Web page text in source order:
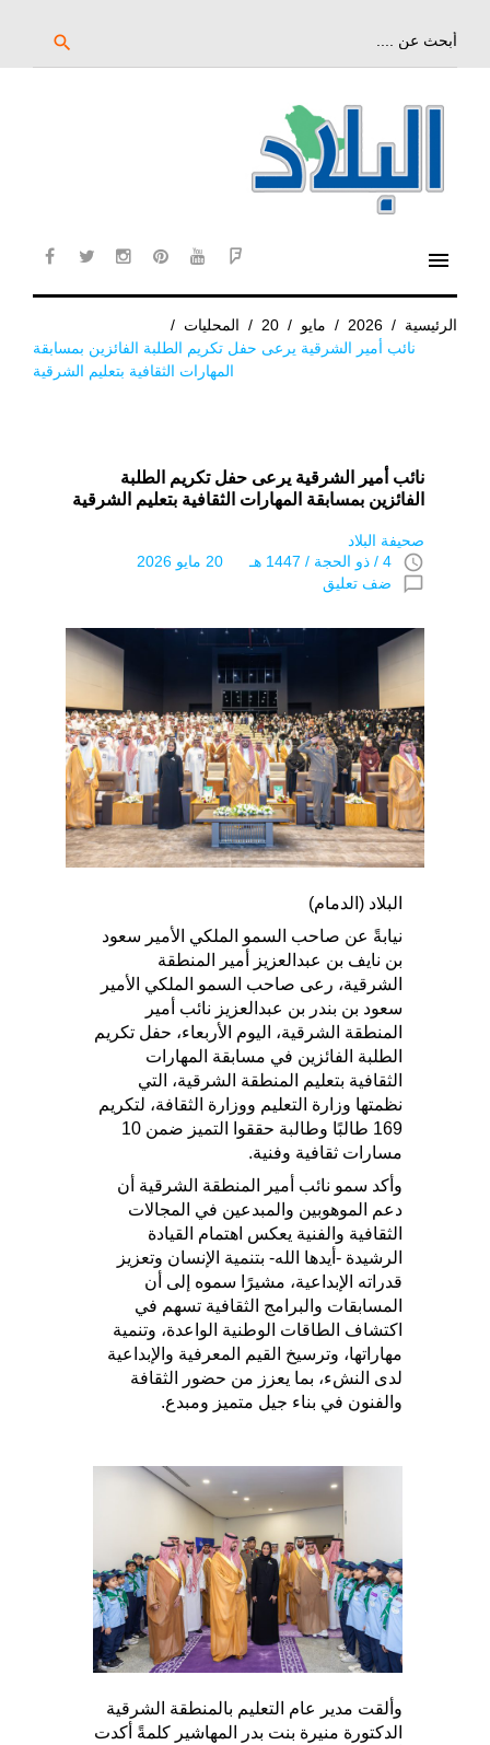
search
menu
الرئيسية /
2026
/ مايو /
20
/ المحليات /
نائب أمير الشرقية يرعى حفل تكريم الطلبة الفائزين بمسابقة
المهارات الثقافية بتعليم الشرقية
نائب أمير الشرقية يرعى حفل تكريم الطلبة
الفائزين بمسابقة المهارات الثقافية بتعليم الشرقية
صحيفة البلاد
access_time 4 / ذو الحجة / 1447 هـ 20 مايو 2026
chat_bubble_outline ضف تعليق
البلاد (الدمام)
نيابةً عن صاحب السمو الملكي الأمير سعود
بن نايف بن عبدالعزيز أمير المنطقة
الشرقية، رعى صاحب السمو الملكي الأمير
سعود بن بندر بن عبدالعزيز نائب أمير
المنطقة الشرقية، اليوم الأربعاء، حفل تكريم
الطلبة الفائزين في مسابقة المهارات
الثقافية بتعليم المنطقة الشرقية، التي
نظمتها وزارة التعليم ووزارة الثقافة، لتكريم
169 طالبًا وطالبة حققوا التميز ضمن 10
مسارات ثقافية وفنية.
وأكد سمو نائب أمير المنطقة الشرقية أن
دعم الموهوبين والمبدعين في المجالات
الثقافية والفنية يعكس اهتمام القيادة
الرشيدة -أيدها الله- بتنمية الإنسان وتعزيز
قدراته الإبداعية، مشيرًا سموه إلى أن
المسابقات والبرامج الثقافية تسهم في
اكتشاف الطاقات الوطنية الواعدة، وتنمية
مهاراتها، وترسيخ القيم المعرفية والإبداعية
لدى النشء، بما يعزز من حضور الثقافة
والفنون في بناء جيل متميز ومبدع.
وألقت مدير عام التعليم بالمنطقة الشرقية
الدكتورة منيرة بنت بدر المهاشير كلمةً أكدت